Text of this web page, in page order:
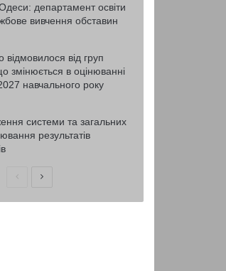
департамент освіти
вивчення обставин
від груп
змінюється в оцінюванні
навчального року
системи та загальних
результатів
ПопередняНаступна